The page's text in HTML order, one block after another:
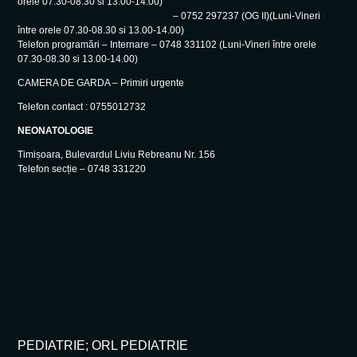
– 0752 297237 (OG II)(Luni-Vineri
între orele 07.30-08.30 si 13.00-14.00)
Telefon programări – Internare – 0748 331102 (Luni-Vineri între orele
07.30-08.30 si 13.00-14.00)
CAMERA DE GARDA – Primiri urgente
Telefon contact : 0755012732
NEONATOLOGIE
Timișoara, Bulevardul Liviu Rebreanu Nr. 156
Telefon secție – 0748 331220
PEDIATRIE; ORL PEDIATRIE